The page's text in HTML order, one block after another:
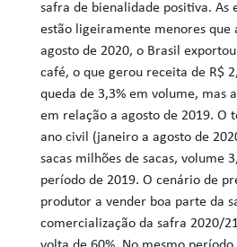
safra de bienalidade positiva. As
estão ligeiramente menores que
agosto de 2020, o Brasil
café, o que gerou receita de R$
queda de 3,3% em volume, mas
em relação a agosto de 2019. O
ano civil (janeiro a agosto de
sacas milhões de sacas, volume
período de 2019. O cenário de
produtor a vender boa parte da
comercialização da safra 2020/